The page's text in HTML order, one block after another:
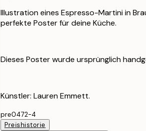
Illustration eines Espresso-Martini in
perfekte Poster für deine Küche.
Dieses Poster wurde ursprünglich
Künstler: Lauren Emmett.
pre0472-4
Preishistorie